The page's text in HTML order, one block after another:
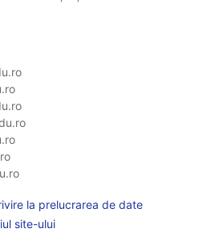
la prelucrarea de date
site-ului